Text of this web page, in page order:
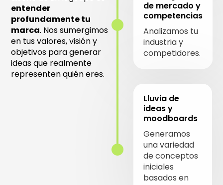
entender
profundamente tu
marca. Nos sumergimos
en tus valores, visión y
objetivos para generar
ideas que realmente
representen quién eres.
de mercado y
competencias
Analizamos tu
industria y
competidores.
Lluvia de
ideas y
moodboards
Generamos
una variedad
de conceptos
iniciales
basados en